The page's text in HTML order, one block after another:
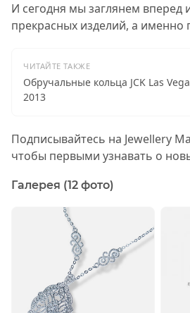
И сегодня мы заглянем вперед
прекрасных изделий, а именно
ЧИТАЙТЕ ТАКЖЕ
Обручальные кольца JCK Las
2013
Подписывайтесь на Jewellery
чтобы первыми узнавать о
Галерея (12 фото)